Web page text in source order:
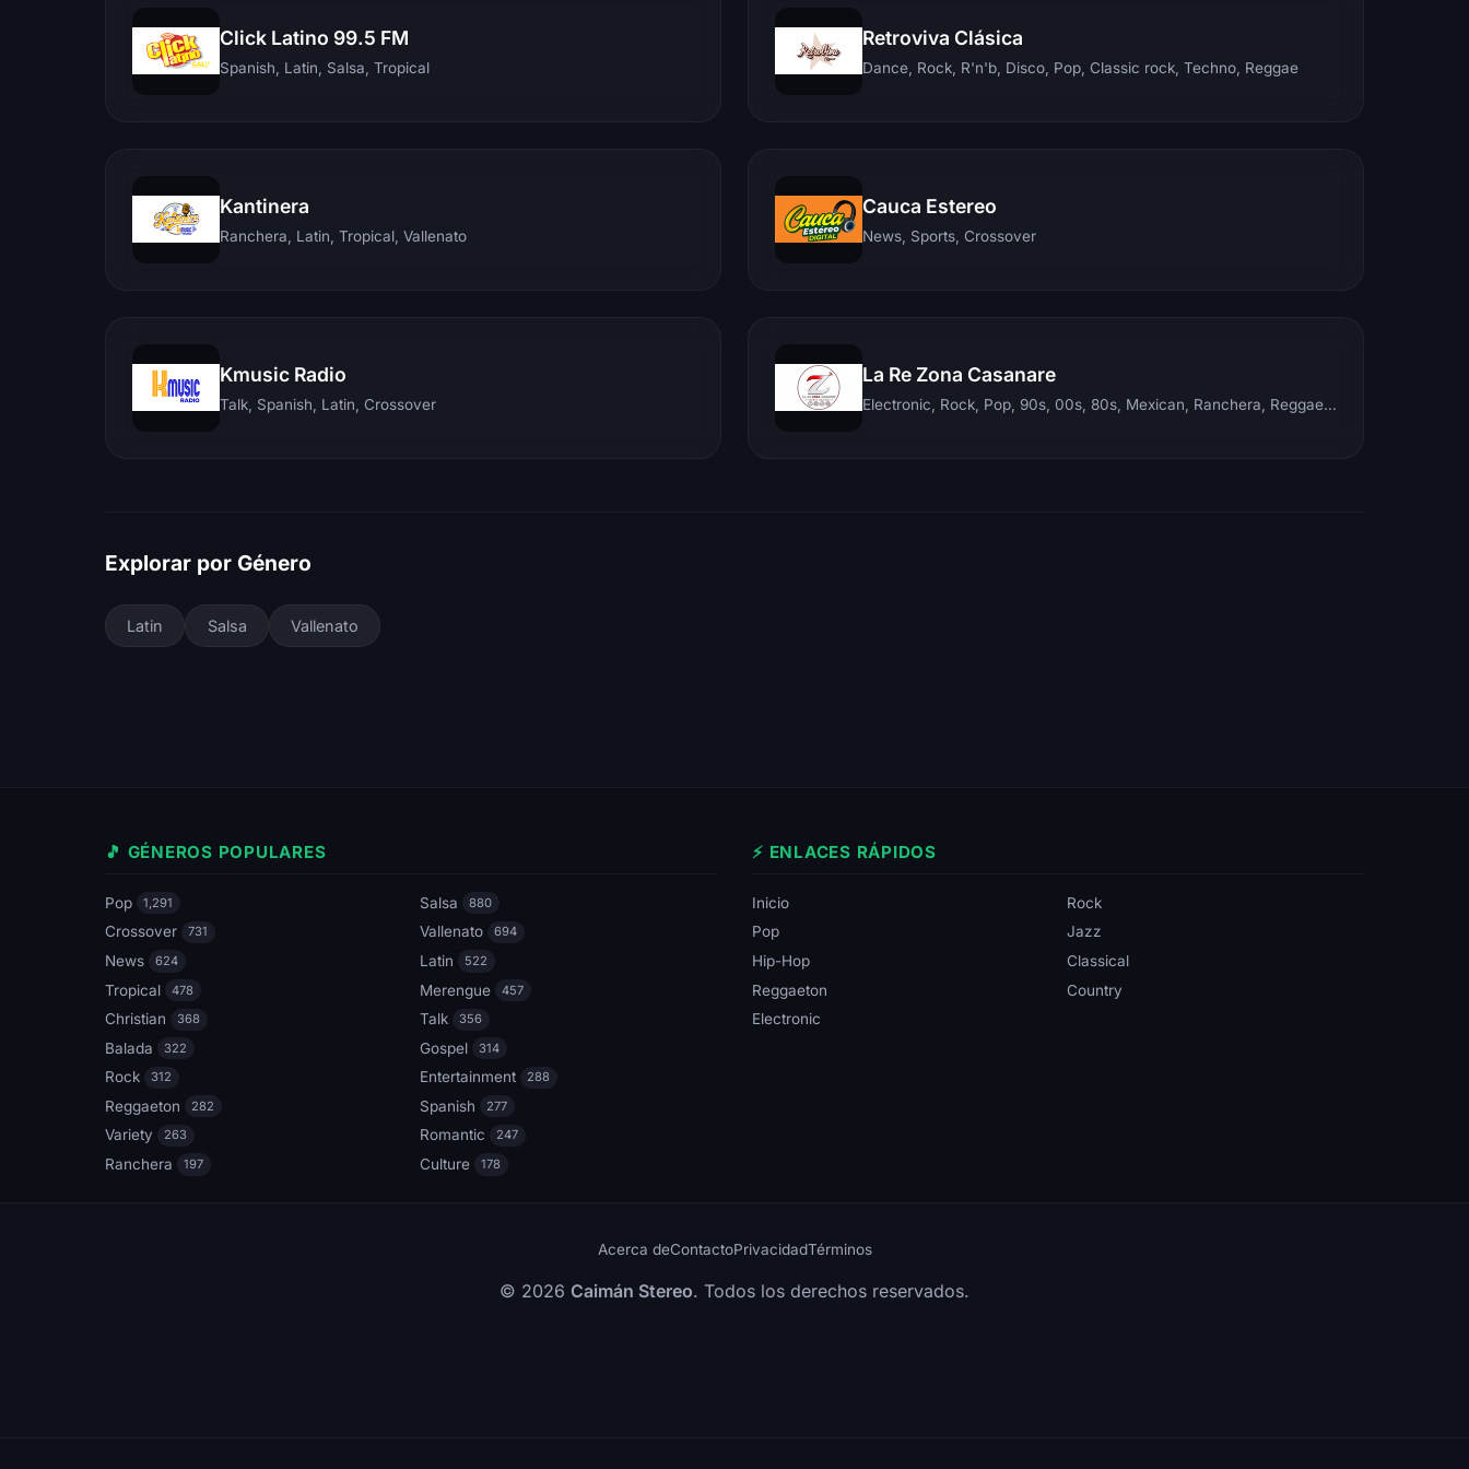
Click Latino 99.5 FM
Spanish, Latin, Salsa, Tropical
Retroviva Clásica
Dance, Rock, R'n'b, Disco, Pop, Classic rock, Techno, Reggae
Kantinera
Ranchera, Latin, Tropical, Vallenato
Cauca Estereo
News, Sports, Crossover
Kmusic Radio
Talk, Spanish, Latin, Crossover
La Re Zona Casanare
Electronic, Rock, Pop, 90s, 00s, 80s, Mexican, Ranchera, Reggaeton, Instrumental, Salsa, Merengue, Tropical, Romantic, Vallenato, Llanera
Explorar por Género
Latin Salsa Vallenato
🎵 GÉNEROS POPULARES
Pop 1,291 Salsa 880
Crossover 731 Vallenato 694
News 624 Latin 522
Tropical 478 Merengue 457
Christian 368 Talk 356
Balada 322 Gospel 314
Rock 312 Entertainment 288
Reggaeton 282 Spanish 277
Variety 263 Romantic 247
Ranchera 197 Culture 178
⚡ ENLACES RÁPIDOS
Inicio
Rock
Pop
Jazz
Hip-Hop
Classical
Reggaeton
Country
Electronic
Acerca deContactoPrivacidadTérminos
© 2026 Caimán Stereo. Todos los derechos reservados.